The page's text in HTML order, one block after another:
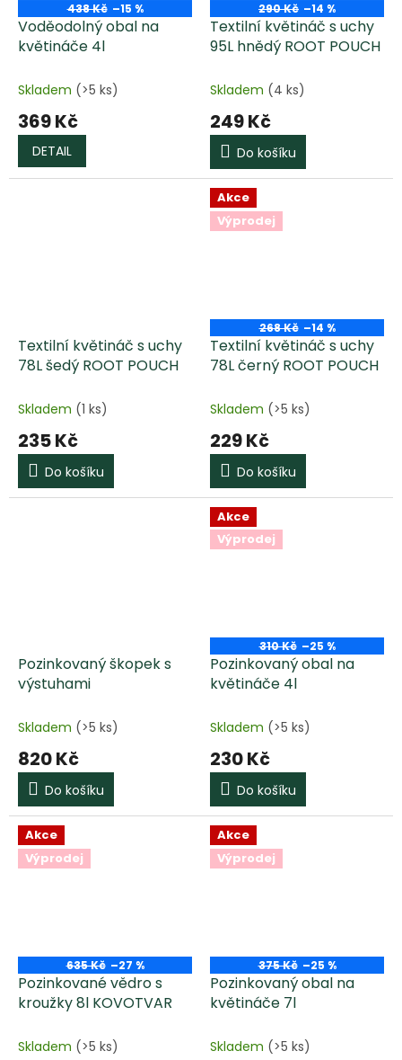
438 Kč –15 %
Voděodolný obal na
květináče 4l
Skladem (>5 ks)
369 Kč
DETAIL
290 Kč –14 %
Textilní květináč s uchy
95L hnědý ROOT POUCH
Skladem (4 ks)
249 Kč
Do košíku
Textilní květináč s uchy
78L šedý ROOT POUCH
Skladem (1 ks)
235 Kč
Do košíku
Akce
Výprodej
268 Kč –14 %
Textilní květináč s uchy
78L černý ROOT POUCH
Skladem (>5 ks)
229 Kč
Do košíku
Pozinkovaný škopek s
výstuhami
Skladem (>5 ks)
820 Kč
Do košíku
Akce
Výprodej
310 Kč –25 %
Pozinkovaný obal na
květináče 4l
Skladem (>5 ks)
230 Kč
Do košíku
Akce
Výprodej
635 Kč –27 %
Pozinkované vědro s
kroužky 8l KOVOTVAR
Skladem (>5 ks)
Akce
Výprodej
375 Kč –25 %
Pozinkovaný obal na
květináče 7l
Skladem (>5 ks)